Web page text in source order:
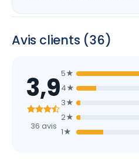
Avis clients (36)
3,9
36 avis
5★
4★
3★
2★
1★